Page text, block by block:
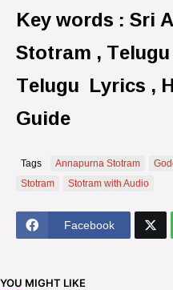
Key words : Sri
Stotram ,
Telugu Lyrics ,
Guide
Tags Annapurna Stotram
Stotram
Stotram with Audio
Facebook
YOU MIGHT LIKE